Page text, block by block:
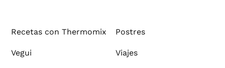
Recetas con Thermomix Postres
Vegui Viajes